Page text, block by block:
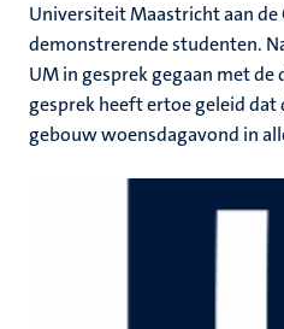
Universiteit Maastricht aan
demonstrerende studenten.
UM in gesprek gegaan met
gesprek heeft ertoe geleid
gebouw woensdagavond in